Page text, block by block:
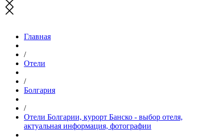
Главная
/
Отели
/
Болгария
/
Отели Болгарии, курорт Банско - выбор отеля,
актуальная информация, фотографии